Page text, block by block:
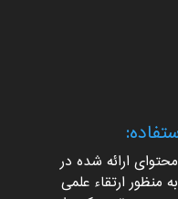
ارائه شده در
منظور ارتقاء علمی